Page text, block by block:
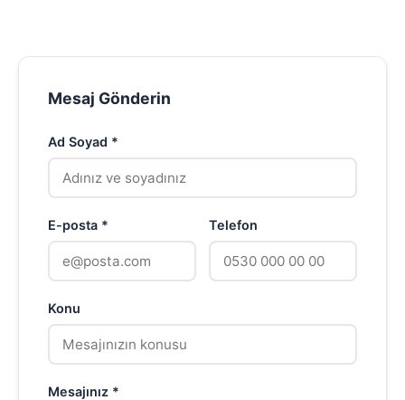
Mesaj Gönderin
Ad Soyad *
E-posta * Telefon
Konu
Mesajınız *